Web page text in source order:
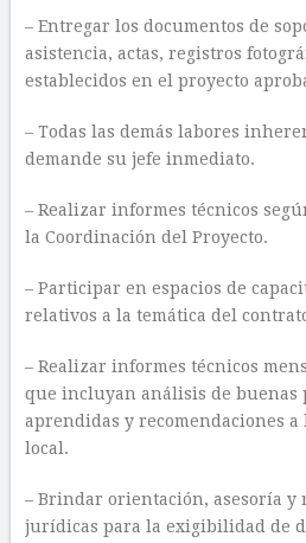
– Entregar los documentos de
asistencia, actas, registros
establecidos en el proyecto
– Todas las demás labores
demande su jefe inmediato.
– Realizar informes técnicos
la Coordinación del Proyecto.
– Participar en espacios de
relativos a la temática del
– Realizar informes técnicos
que incluyan análisis de buenas
aprendidas y recomendaciones
local.
– Brindar orientación, asesoría y
jurídicas para la exigibilidad de